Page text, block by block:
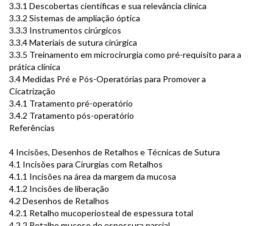
3.3.1 Descobertas científicas e sua relevância clínica
3.3.2 Sistemas de ampliação óptica
3.3.3 Instrumentos cirúrgicos
3.3.4 Materiais de sutura cirúrgica
3.3.5 Treinamento em microcirurgia como pré-requisito para a
prática clínica
3.4 Medidas Pré e Pós-Operatórias para Promover a
Cicatrização
3.4.1 Tratamento pré-operatório
3.4.2 Tratamento pós-operatório
Referências
4 Incisões, Desenhos de Retalhos e Técnicas de Sutura
4.1 Incisões para Cirurgias com Retalhos
4.1.1 Incisões na área da margem da mucosa
4.1.2 Incisões de liberação
4.2 Desenhos de Retalhos
4.2.1 Retalho mucoperiosteal de espessura total